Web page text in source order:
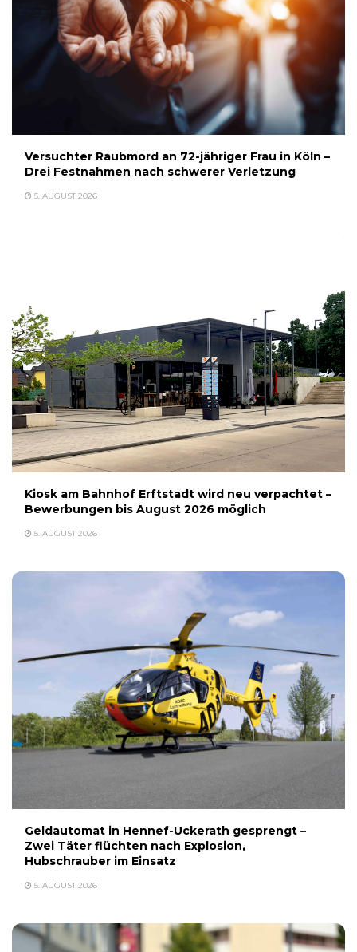
Versuchter Raubmord an 72-jähriger Frau in Köln –
Drei Festnahmen nach schwerer Verletzung
5. AUGUST 2026
Kiosk am Bahnhof Erftstadt wird neu verpachtet –
Bewerbungen bis August 2026 möglich
5. AUGUST 2026
Geldautomat in Hennef-Uckerath gesprengt –
Zwei Täter flüchten nach Explosion,
Hubschrauber im Einsatz
5. AUGUST 2026